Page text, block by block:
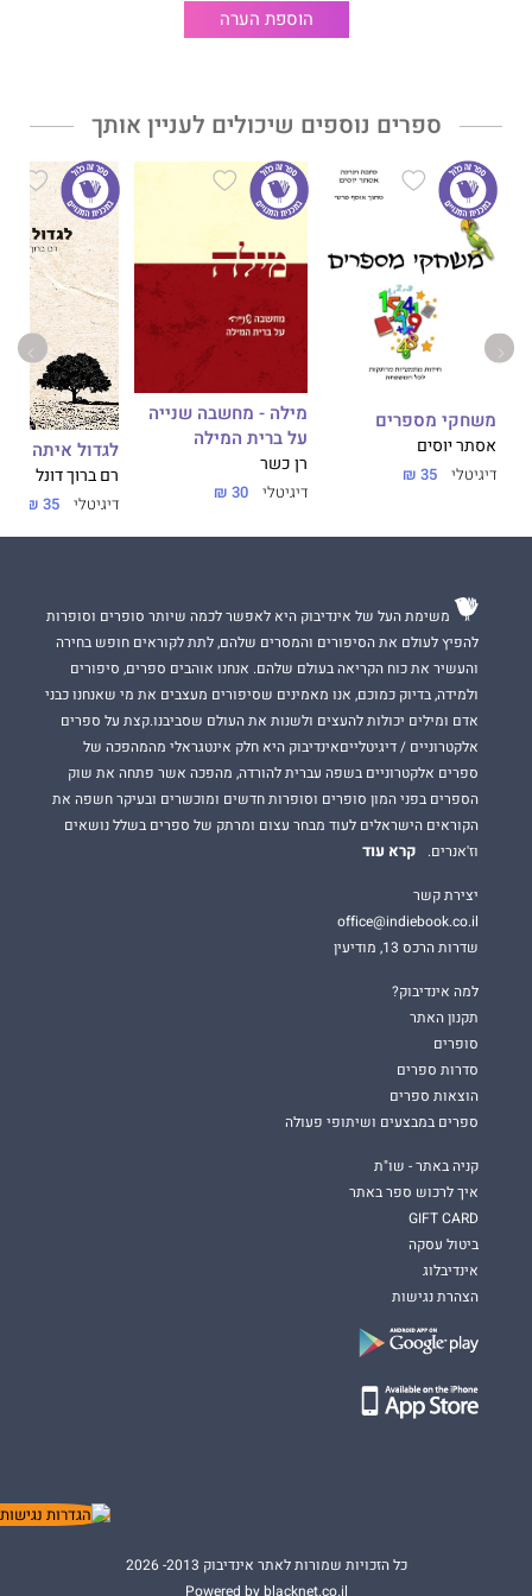
הוספת הערה
ספרים נוספים שיכולים לעניין אותך
משחקי מספרים
אסתר יוסים
דיגיטלי 35 ₪
מילה - מחשבה שנייה
על ברית המילה
רן כשר
דיגיטלי 30 ₪
לגדול איתה
רם ברוך דונל
דיגיטלי 35 ₪
משימת העל של אינדיבוק היא לאפשר לכמה שיותר סופרים וסופרות
להפיץ לעולם את הסיפורים והמסרים שלהם, לתת לקוראים חופש בחירה
והעשיר את כוח הקריאה בעולם שלהם. אנחנו אוהבים ספרים, סיפורים
ולמידה, בדיוק כמוכם, אנו מאמינים שסיפורים מעצבים את מי שאנחנו כבני
אדם ומילים יכולות להעצים ולשנות את העולם שסביבנו.קצת על ספרים
אלקטרוניים / דיגיטלייםאינדיבוק היא חלק אינטגראלי מהמהפכה של
ספרים אלקטרוניים בשפה עברית להורדה, מהפכה אשר פתחה את שוק
הספרים בפני המון סופרים וסופרות חדשים ומוכשרים ובעיקר חשפה את
הקוראים הישראלים לעוד מבחר עצום ומרתק של ספרים בשלל נושאים
וז'אנרים.
קרא עוד
יצירת קשר
office@indiebook.co.il
שדרות הרכס 13, מודיעין
למה אינדיבוק?
תקנון האתר
סופרים
סדרות ספרים
הוצאות ספרים
ספרים במבצעים ושיתופי פעולה
קניה באתר - שו"ת
איך לרכוש ספר באתר
GIFT CARD
ביטול עסקה
אינדיבלוג
הצהרת נגישות
כל הזכויות שמורות לאתר אינדיבוק 2013- 2026
Powered by blacknet.co.il